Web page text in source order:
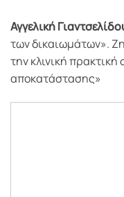
Αγγελική
των δικαιωμάτων».
την κλινική
αποκατάστασης»